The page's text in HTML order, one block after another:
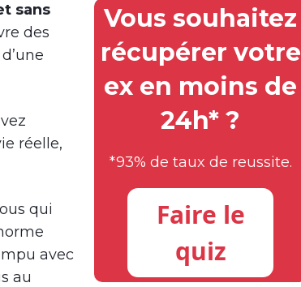
sans
des
réelle,
qui
avec
au
Vous souhaitez
récupérer votre
ex en moins de
24h* ?
*93% de taux de reussite.
Faire le
quiz